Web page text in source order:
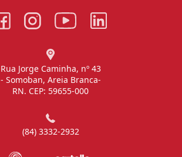
Rua Jorge Caminha, nº 43
- Somoban, Areia Branca-
RN. CEP: 59655-000
(84) 3332-2932